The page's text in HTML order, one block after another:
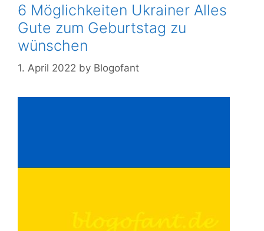
6 Möglichkeiten Ukrainer Alles
Gute zum Geburtstag zu
wünschen
1. April 2022 by Blogofant